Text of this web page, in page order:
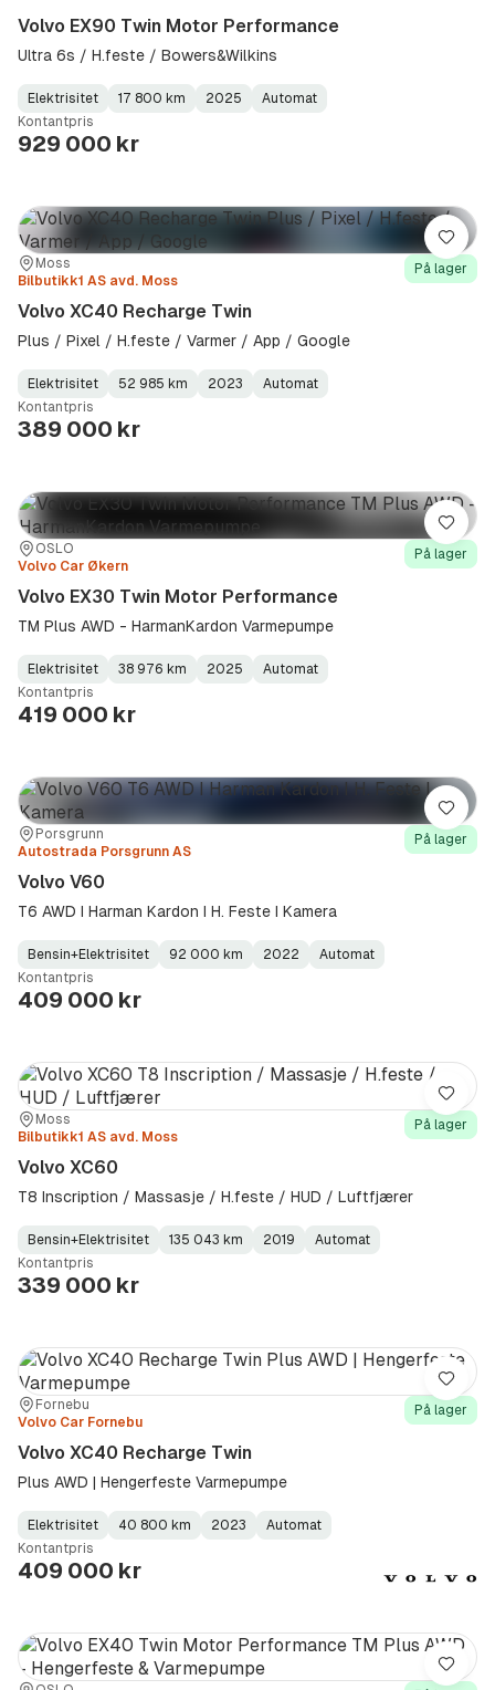
Volvo EX90 Twin Motor Performance
Ultra 6s / H.feste / Bowers&Wilkins
Fuel
Type:
Elektrisitet
Kilometerstand:
17 800 km
Model
Year:
2025
Gearbox
Type:
Automat
Kontantpris
929 000 kr
Sted:
Moss
Forhandler:
Bilbutikk1 AS avd. Moss
På lager
Volvo XC40 Recharge Twin
Plus / Pixel / H.feste / Varmer / App / Google
Fuel
Type:
Elektrisitet
Kilometerstand:
52 985 km
Model
Year:
2023
Gearbox
Type:
Automat
Kontantpris
389 000 kr
Lagre
Sted:
OSLO
Forhandler:
Volvo Car Økern
På lager
Volvo EX30 Twin Motor Performance
TM Plus AWD - HarmanKardon Varmepumpe
Fuel
Type:
Elektrisitet
Kilometerstand:
38 976 km
Model
Year:
2025
Gearbox
Type:
Automat
Kontantpris
419 000 kr
Lagre
Sted:Porsgrunn
Forhandler:
Autostrada Porsgrunn AS
På lager
Volvo V60
T6 AWD I Harman Kardon I H. Feste I Kamera
Fuel
Type:
Bensin+Elektrisitet
Kilometerstand: 92 000 km
Model
Year:
2022
Gearbox
Type:
Automat
Kontantpris
409 000 kr
Lagre
Sted:
Moss
Forhandler:
Bilbutikk1 AS avd. Moss
På lager
Volvo XC60
T8 Inscription / Massasje / H.feste / HUD / Luftfjærer
Fuel
Type:
Bensin+Elektrisitet
Kilometerstand: 135 043 km
Model
Year:
2019
Gearbox
Type:
Automat
Kontantpris
339 000 kr
Lagre
Sted:Fornebu
Forhandler:
Volvo Car Fornebu
På lager
Volvo XC40 Recharge Twin
Plus AWD | Hengerfeste Varmepumpe
Fuel
Type:
Elektrisitet
Kilometerstand:
40 800 km
Model
Year:
2023
Gearbox
Type:
Automat
Kontantpris
409 000 kr
Lagre
Lagre